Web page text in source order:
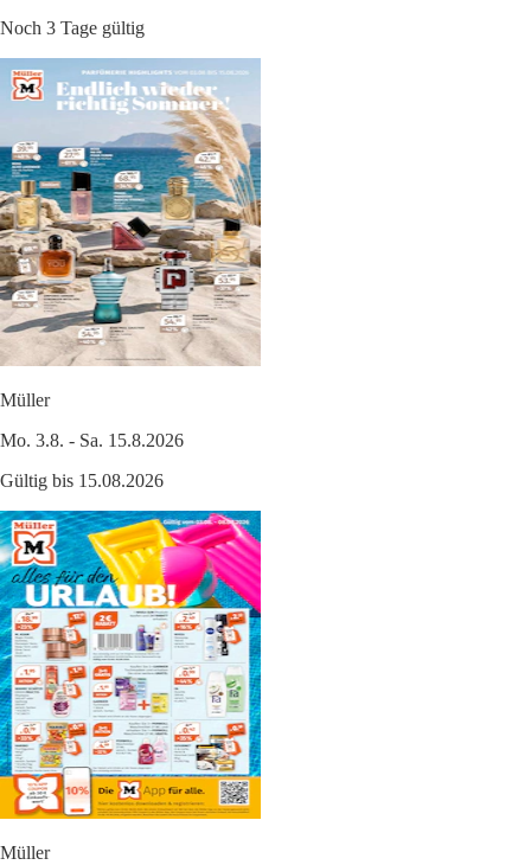
Noch 3 Tage gültig
Müller
Mo. 3.8. - Sa. 15.8.2026
Gültig bis 15.08.2026
Müller